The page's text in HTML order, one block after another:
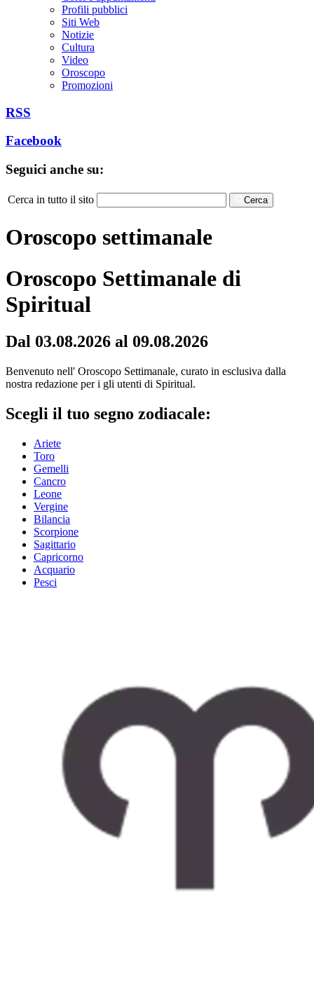
Profili pubblici
Siti Web
Notizie
Cultura
Video
Oroscopo
Promozioni
RSS
Facebook
Seguici anche su:
Cerca in tutto il sito Cerca
Oroscopo settimanale
Oroscopo Settimanale di
Spiritual
Dal 03.08.2026 al 09.08.2026
Benvenuto nell' Oroscopo Settimanale, curato in esclusiva dalla
nostra redazione per i gli utenti di Spiritual.
Scegli il tuo segno zodiacale:
Ariete
Toro
Gemelli
Cancro
Leone
Vergine
Bilancia
Scorpione
Sagittario
Capricorno
Acquario
Pesci